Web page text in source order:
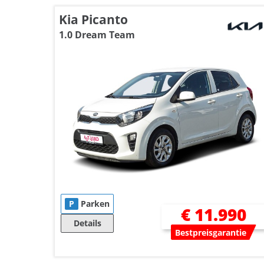
Kia Picanto
1.0 Dream Team
P
Parken
Details
€ 11.990
Bestpreisgarantie